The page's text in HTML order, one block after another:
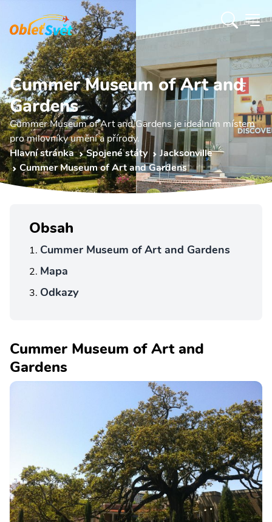
Cummer Museum of Art and
Gardens
Cummer Museum of Art and Gardens je ideálním místem
pro milovníky umění a přírody.
Hlavní stránka
Spojené státy
Jacksonville
Cummer Museum of Art and Gardens
Obsah
Cummer Museum of Art and Gardens
Mapa
Odkazy
Cummer Museum of Art and
Gardens